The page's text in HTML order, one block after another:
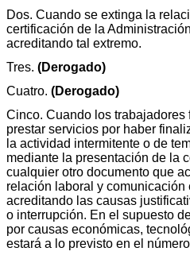
Dos. Cuando se extinga la
certificación de la
acreditando tal extremo.
Tres. (Derogado)
Cuatro. (Derogado)
Cinco. Cuando los
prestar servicios por haber
la actividad intermitente o de
mediante la presentación de la
cualquier otro documento que
relación laboral y comunicación
acreditando las causas
o interrupción. En el supuesto
por causas económicas,
estará a lo previsto en el